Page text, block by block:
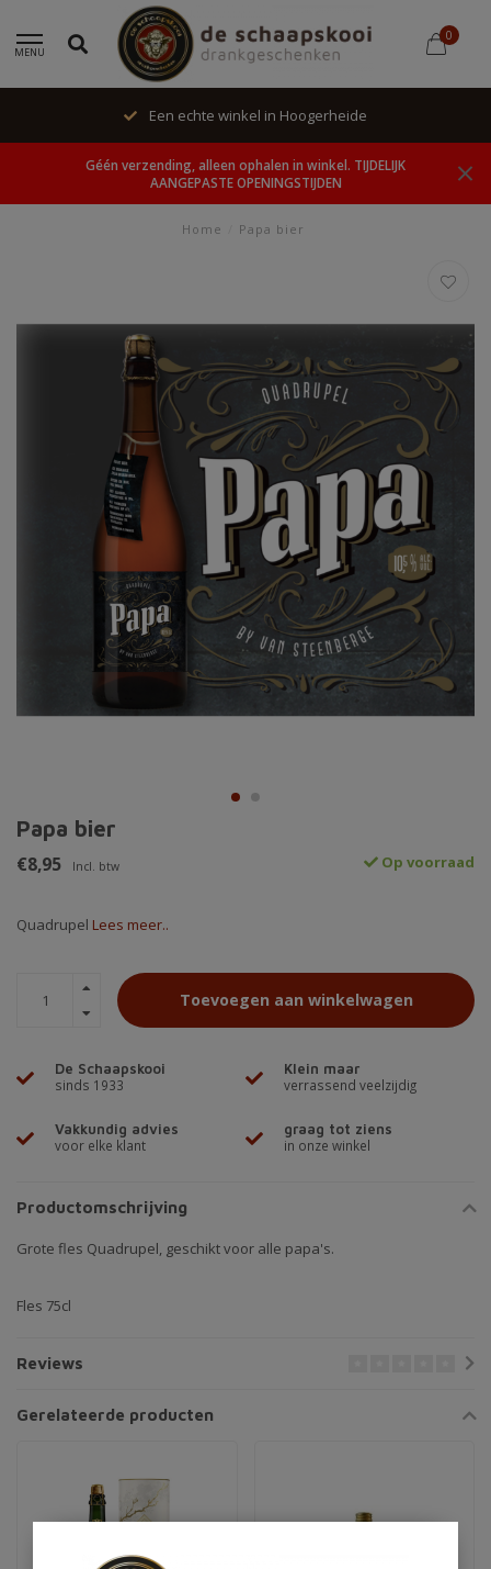
MENU
0
Een echte winkel in Hoogerheide
Géén verzending, alleen ophalen in winkel. TIJDELIJK
AANGEPASTE OPENINGSTIJDEN
Home Papa bier
Papa bier
€8,95 Incl. btw Op voorraad
Quadrupel Lees meer..
Toevoegen aan winkelwagen
De Schaapskooi
sinds 1933
Klein maar
verrassend veelzijdig
Vakkundig advies
voor elke klant
graag tot ziens
in onze winkel
Productomschrijving
Grote fles Quadrupel, geschikt voor alle papa's.
Fles 75cl
Reviews
Gerelateerde producten